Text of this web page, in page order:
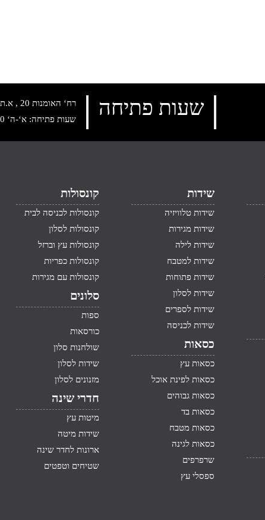
רח‘ האומנות 20 , א.ת חדש נתניה, טלפון:
שעות פתיחה: א‘-ה‘ 10:00-18:00 , שישי: 9:00-14:00
שעות פתיחה
שידות
שידות טלוויזיה
שידות מגירות
שידות לילה
שידות למטבח
שידות פתוחות
שידות לסלון
שידות לספרים
שידות לכניסה
כסאות
כסאות עץ
כסאות לפינת אוכל
כסאות גבוהים
כסאות בד
כסאות מטבח
כסאות לגינה
שרפרפים
ספסלי עץ
קונסולות
קונסולות לכניסה לבית
קונסולות לסלון
קונסולות עץ וברזל
קונסולות כפריות
קונסולות עם מגירות
סלונים
ספות
כורסאות
שולחנות סלון
שידות לסלון
מזנונים לסלון
חדרי שינה
מיטות עץ
שידות מיטה
ארונות לחדר שינה
שטיחים וטפטים